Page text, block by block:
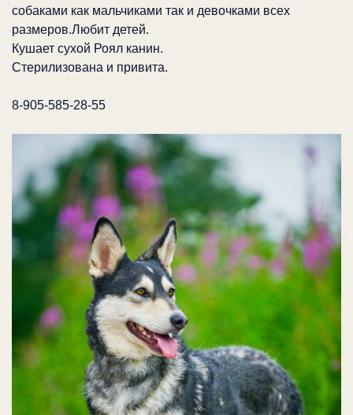
собаками как мальчиками так и девочками всех
размеров.Любит детей.
Кушает сухой Роял канин.
Стерилизована и привита.
8-905-585-28-55